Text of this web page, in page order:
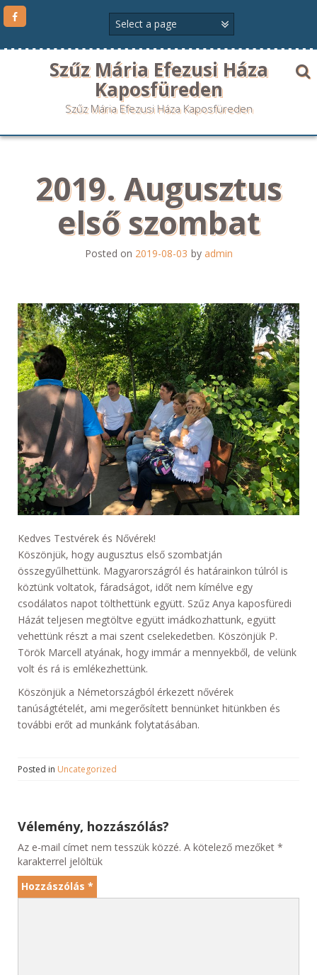
Szűz Mária Efezusi Háza
Kaposfüreden
Szűz Mária Efezusi Háza Kaposfüreden
2019. Augusztus
első szombat
Posted on 2019-08-03 by admin
Kedves Testvérek és Nővérek!
Köszönjük, hogy augusztus első szombatján
összegyűlhettünk. Magyarországról és határainkon túlról is
köztünk voltatok, fáradságot, időt nem kímélve egy
csodálatos napot tölthettünk együtt. Szűz Anya kaposfüredi
Házát teljesen megtöltve együtt imádkozhattunk, együtt
vehettünk részt a mai szent cselekedetben. Köszönjük P.
Török Marcell atyának, hogy immár a mennyekből, de velünk
volt és rá is emlékezhettünk.
Köszönjük a Németországból érkezett nővérek
tanúságtételét, ami megerősített bennünket hitünkben és
további erőt ad munkánk folytatásában.
Posted in Uncategorized
Vélemény, hozzászólás?
Az e-mail címet nem tesszük közzé. A kötelező mezőket *
karakterrel jelöltük
Hozzászólás *